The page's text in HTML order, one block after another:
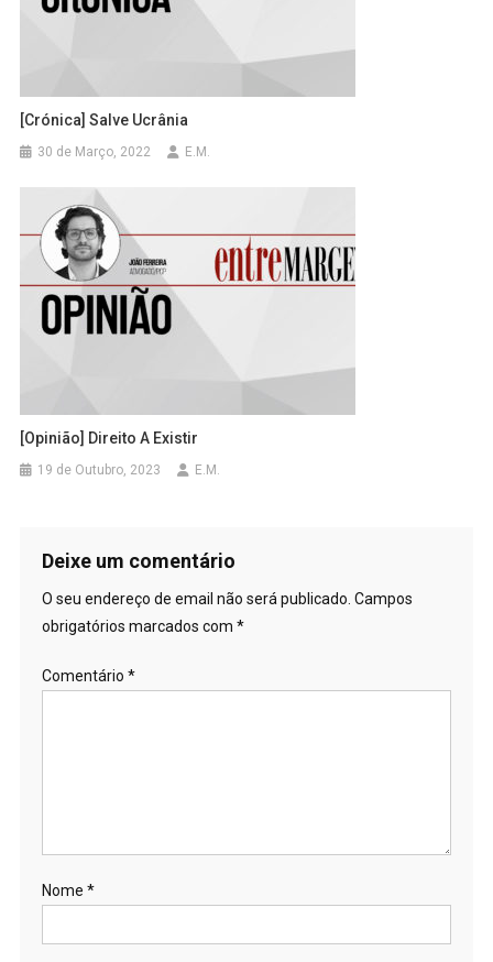
[Crónica] Salve Ucrânia
30 de Março, 2022 E.M.
[Opinião] Direito A Existir
19 de Outubro, 2023 E.M.
Deixe um comentário
O seu endereço de email não será publicado. Campos
obrigatórios marcados com *
Comentário *
Nome *